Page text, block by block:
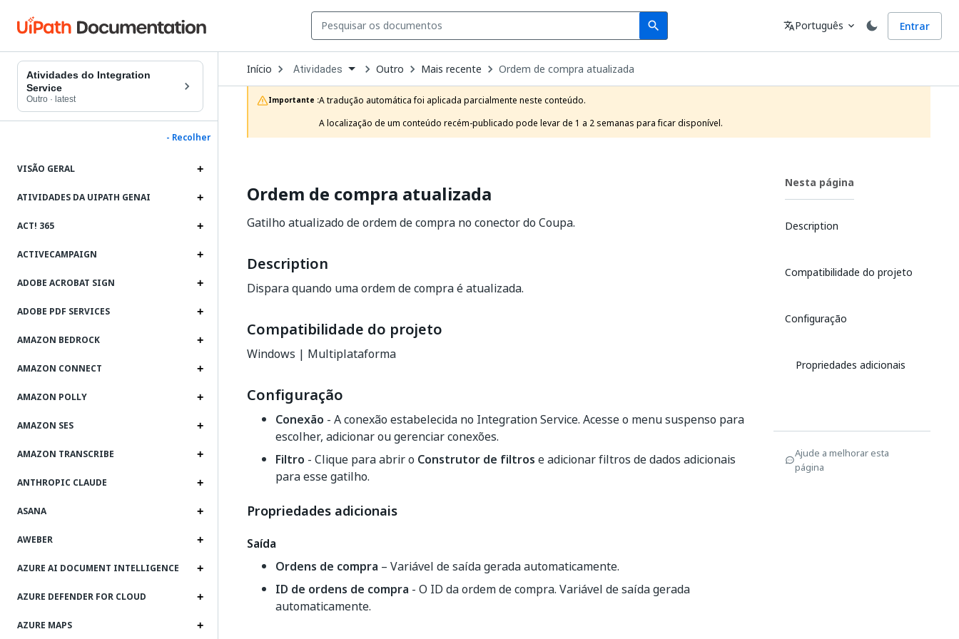
search
Search Idioma
translatePortuguês expand_more Entrar
Atividades do Integration
Service
Outro · latest
- Recolher
VISÃO GERAL
ATIVIDADES DA UIPATH GENAI
ACT! 365
ACTIVECAMPAIGN
ADOBE ACROBAT SIGN
ADOBE PDF SERVICES
AMAZON BEDROCK
AMAZON CONNECT
AMAZON POLLY
AMAZON SES
AMAZON TRANSCRIBE
ANTHROPIC CLAUDE
ASANA
AWEBER
AZURE AI DOCUMENT INTELLIGENCE
AZURE DEFENDER FOR CLOUD
AZURE MAPS
Início Open
Dropdown
to
choose
product
Atividades Outro Mais recente Ordem de compra atualizada
Importante :A tradução automática foi aplicada parcialmente neste conteúdo.
A localização de um conteúdo recém-publicado pode levar de 1 a 2 semanas para ficar disponível.
Ordem de compra atualizada
Gatilho atualizado de ordem de compra no conector do Coupa.
Description
Dispara quando uma ordem de compra é atualizada.
Compatibilidade do projeto
Windows | Multiplataforma
Configuração
Conexão - A conexão estabelecida no Integration Service. Acesse o menu suspenso para
escolher, adicionar ou gerenciar conexões.
Filtro - Clique para abrir o Construtor de filtros e adicionar filtros de dados adicionais
para esse gatilho.
Propriedades adicionais
Saída
Ordens de compra – Variável de saída gerada automaticamente.
ID de ordens de compra - O ID da ordem de compra. Variável de saída gerada
automaticamente.
Nesta página
Description
Compatibilidade do projeto
Configuração
Propriedades adicionais
Ajude a melhorar esta
página